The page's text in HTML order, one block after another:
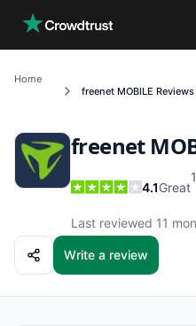
Home
freenet MOBILE Reviews
freenet
4.1Great
Last reviewed 11
Write a review